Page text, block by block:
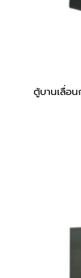
ตู้บานเลื่อ